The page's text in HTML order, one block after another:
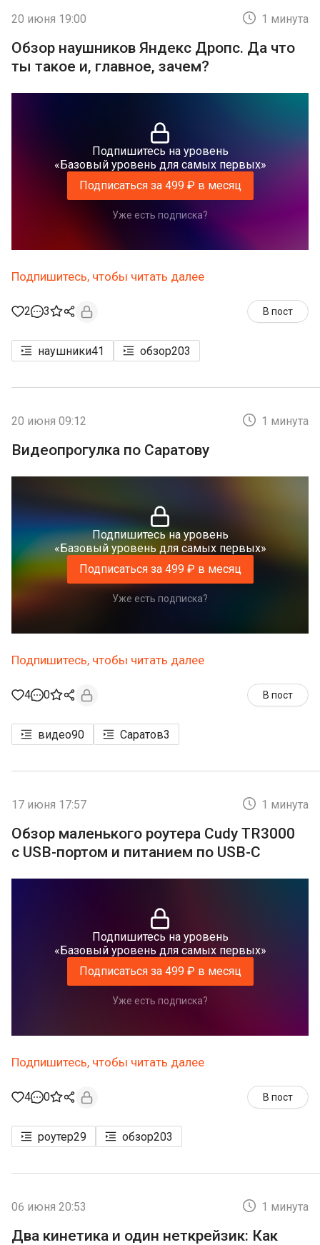
20 июня 19:00 1 минута
Обзор наушников Яндекс Дропс. Да что
ты такое и, главное, зачем?
Подпишитесь на уровень
«Базовый уровень для самых первых»
Подписаться за 499 ₽ в месяц
Уже есть подписка?
Подпишитесь, чтобы читать далее
2 3 В пост
наушники41 обзор203
20 июня 09:12 1 минута
Видеопрогулка по Саратову
Подпишитесь на уровень
«Базовый уровень для самых первых»
Подписаться за 499 ₽ в месяц
Уже есть подписка?
Подпишитесь, чтобы читать далее
4 0 В пост
видео90 Саратов3
17 июня 17:57 1 минута
Обзор маленького роутера Cudy TR3000
с USB-портом и питанием по USB-C
Подпишитесь на уровень
«Базовый уровень для самых первых»
Подписаться за 499 ₽ в месяц
Уже есть подписка?
Подпишитесь, чтобы читать далее
4 0 В пост
роутер29 обзор203
06 июня 20:53 1 минута
Два кинетика и один неткрейзик: Как